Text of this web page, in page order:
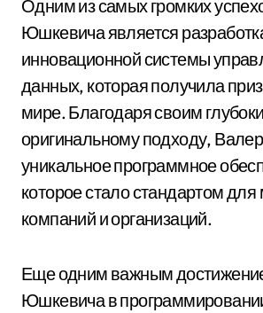
Одним из самых громких
Юшкевича является
инновационной системы
данных, которая получила
мире. Благодаря своим
оригинальному подходу,
уникальное программное
которое стало стандартом для
компаний и организаций.
Еще одним важным
Юшкевича в